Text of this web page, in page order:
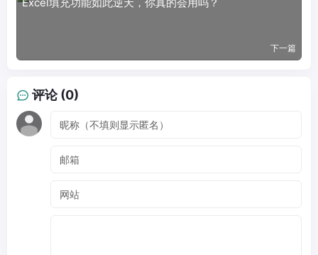
Excel填充功能如此逆天，你真的会用吗？
下一篇
评论 (0)